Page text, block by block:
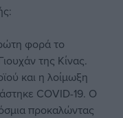
φορά το
της Κίνας.
και η λοίμωξη
COVID-19. Ο
προκαλώντας